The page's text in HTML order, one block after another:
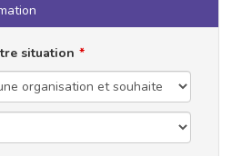
situation